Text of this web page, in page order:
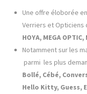
Une offre éloborée
Verriers et Opticiens
HOYA, MEGA
Notamment sur les
parmi les plus
Bollé, Cébé,
Hello Kitty, Guess,